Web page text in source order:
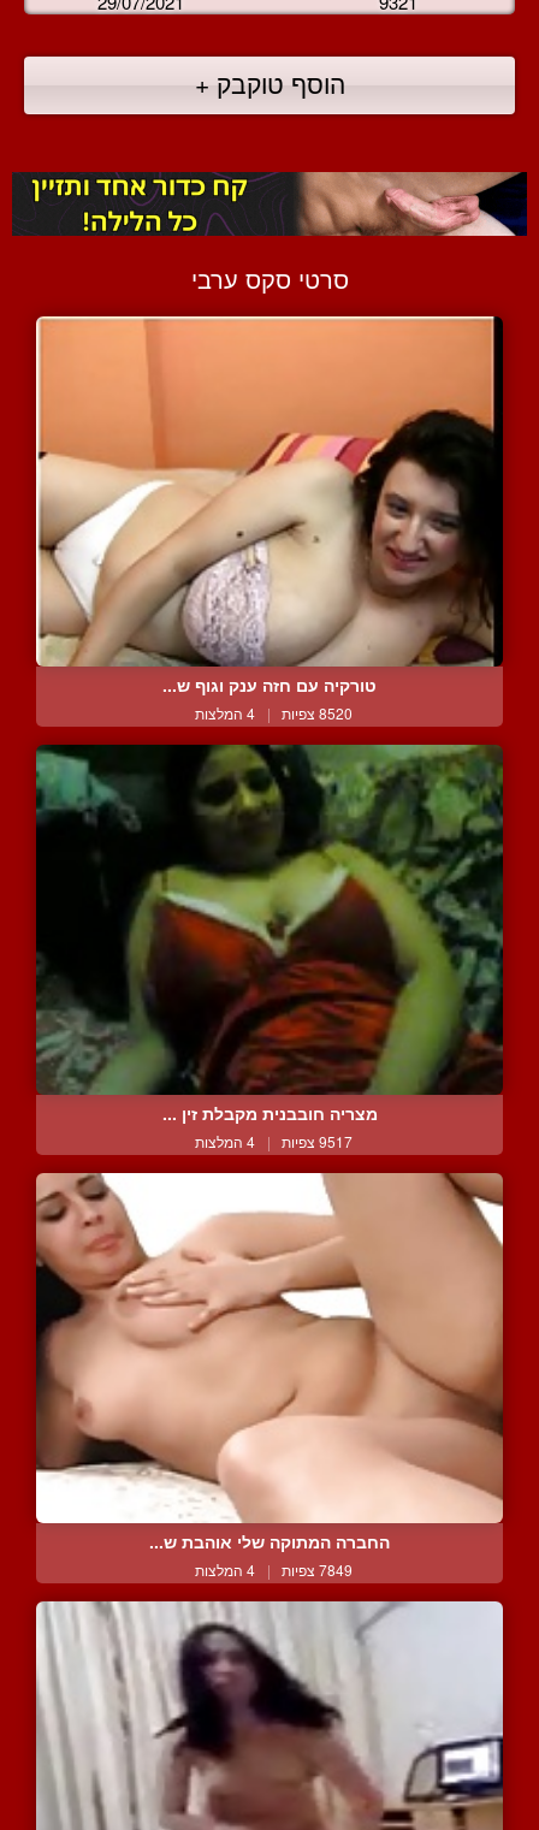
הוסף טוקבק +
סרטי סקס ערבי
טורקיה עם חזה ענק וגוף ש...
8520 צפיות | 4 המלצות
מצריה חובבנית מקבלת זין ...
9517 צפיות | 4 המלצות
החברה המתוקה שלי אוהבת ש...
7849 צפיות | 4 המלצות